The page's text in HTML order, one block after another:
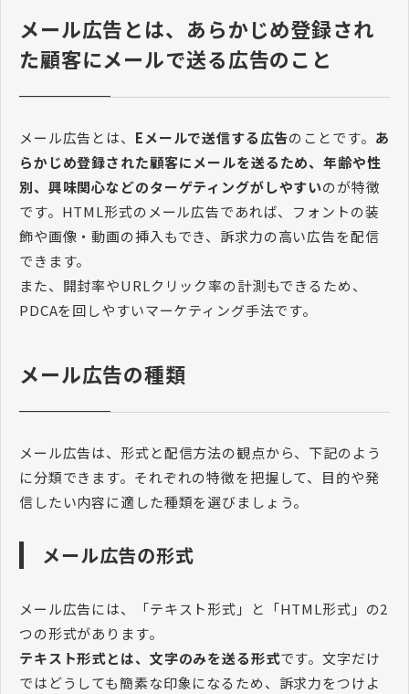
メール広告とは、あらかじめ登録され
た顧客にメールで送る広告のこと
メール広告とは、 Eメールで送信する広告のことです。 あ
らかじめ登録された顧客にメールを送るため、年齢や性
別、興味関心などのターゲティングがしやすいのが特徴
です。HTML形式のメール広告であれば、フォントの装
飾や画像・動画の挿入もでき、訴求力の高い広告を配信
できます。
また、開封率やURLクリック率の計測もできるため、
PDCAを回しやすいマーケティング手法です。
メール広告の種類
メール広告は、形式と配信方法の観点から、下記のよう
に分類できます。それぞれの特徴を把握して、目的や発
信したい内容に適した種類を選びましょう。
メール広告の形式
メール広告には、「テキスト形式」と「HTML形式」の2
つの形式があります。
テキスト形式とは、文字のみを送る形式です。文字だけ
ではどうしても簡素な印象になるため、訴求力をつけよ